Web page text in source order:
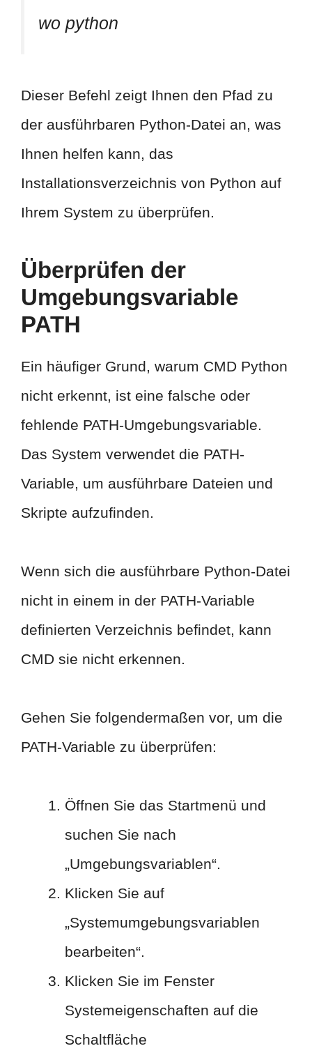
wo python
Dieser Befehl zeigt Ihnen den Pfad zu
der ausführbaren Python-Datei an, was
Ihnen helfen kann, das
Installationsverzeichnis von Python auf
Ihrem System zu überprüfen.
Überprüfen der
Umgebungsvariable
PATH
Ein häufiger Grund, warum CMD Python
nicht erkennt, ist eine falsche oder
fehlende PATH-Umgebungsvariable.
Das System verwendet die PATH-
Variable, um ausführbare Dateien und
Skripte aufzufinden.
Wenn sich die ausführbare Python-Datei
nicht in einem in der PATH-Variable
definierten Verzeichnis befindet, kann
CMD sie nicht erkennen.
Gehen Sie folgendermaßen vor, um die
PATH-Variable zu überprüfen:
Öffnen Sie das Startmenü und
suchen Sie nach
„Umgebungsvariablen“.
Klicken Sie auf
„Systemumgebungsvariablen
bearbeiten“.
Klicken Sie im Fenster
Systemeigenschaften auf die
Schaltfläche